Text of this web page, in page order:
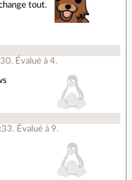
tout.
. Évalué à4.
. Évalué à 9.